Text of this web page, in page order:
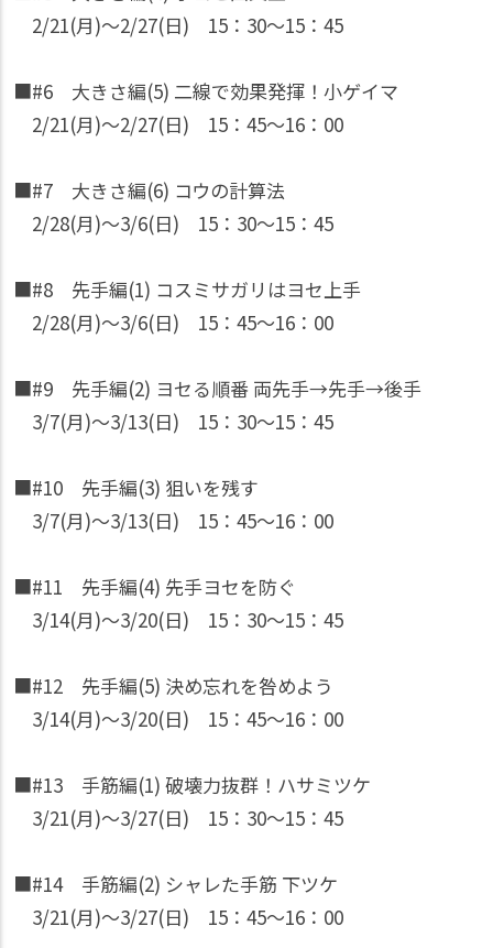
2/21(月)〜2/27(日) 15：30〜15：45
■#6 大きさ編(5) 二線で効果発揮！小ゲイマ
2/21(月)〜2/27(日) 15：45〜16：00
■#7 大きさ編(6) コウの計算法
2/28(月)〜3/6(日) 15：30〜15：45
■#8 先手編(1) コスミサガリはヨセ上手
2/28(月)〜3/6(日) 15：45〜16：00
■#9 先手編(2) ヨセる順番 両先手→先手→後手
3/7(月)〜3/13(日) 15：30〜15：45
■#10 先手編(3) 狙いを残す
3/7(月)〜3/13(日) 15：45〜16：00
■#11 先手編(4) 先手ヨセを防ぐ
3/14(月)〜3/20(日) 15：30〜15：45
■#12 先手編(5) 決め忘れを咎めよう
3/14(月)〜3/20(日) 15：45〜16：00
■#13 手筋編(1) 破壊力抜群！ハサミツケ
3/21(月)〜3/27(日) 15：30〜15：45
■#14 手筋編(2) シャレた手筋 下ツケ
3/21(月)〜3/27(日) 15：45〜16：00